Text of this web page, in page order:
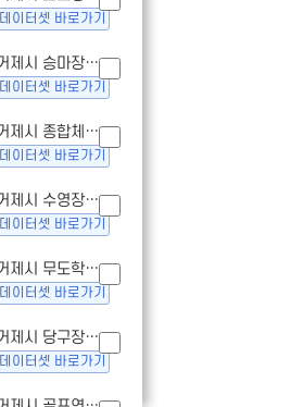
데이터셋 바로가기
거제시 승마장업- 인허가
데이터셋 바로가기
거제시 종합체육시설업 - 인허가
데이터셋 바로가기
거제시 수영장업 - 인허가
데이터셋 바로가기
거제시 무도학원업 - 인허가
데이터셋 바로가기
거제시 당구장업 - 인허가
데이터셋 바로가기